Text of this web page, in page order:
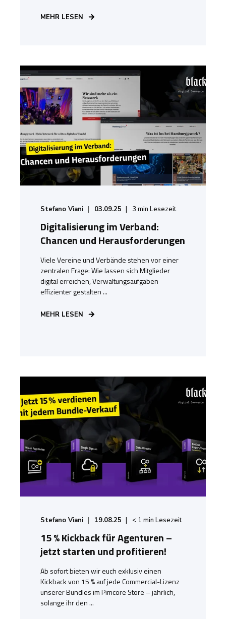
MEHR LESEN
Stefano Viani 03.09.25 3 min Lesezeit
Digitalisierung im Verband:
Chancen und Herausforderungen
Viele Vereine und Verbände stehen vor einer
zentralen Frage: Wie lassen sich Mitglieder
digital erreichen, Verwaltungsaufgaben
effizienter gestalten ...
MEHR LESEN
Stefano Viani 19.08.25 < 1 min Lesezeit
15 % Kickback für Agenturen –
jetzt starten und profitieren!
Ab sofort bieten wir euch exklusiv einen
Kickback von 15 % auf jede Commercial-Lizenz
unserer Bundles im Pimcore Store – jährlich,
solange ihr den ...